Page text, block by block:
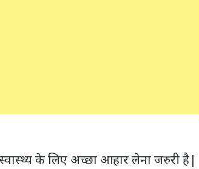
के लिए अच्छा आहार लेना जरुरी है|